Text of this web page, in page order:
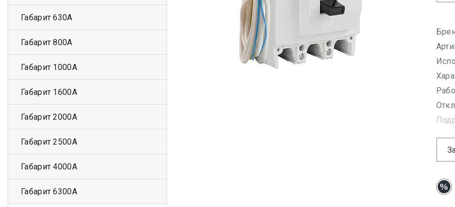
Габарит 630А
Габарит 800А
Габарит 1000А
Габарит 1600А
Габарит 2000А
Габарит 2500А
Габарит 4000А
Габарит 6300А